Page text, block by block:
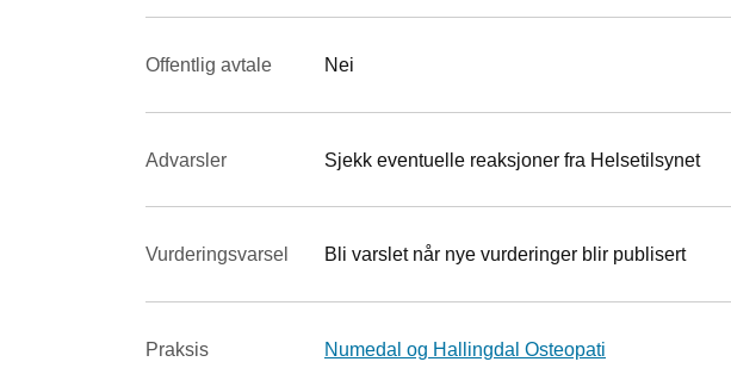
Offentlig avtale Nei
Advarsler Sjekk eventuelle reaksjoner fra Helsetilsynet
Vurderings­varsel Bli varslet når nye vurderinger blir publisert
Praksis
Numedal og Hallingdal Osteopati